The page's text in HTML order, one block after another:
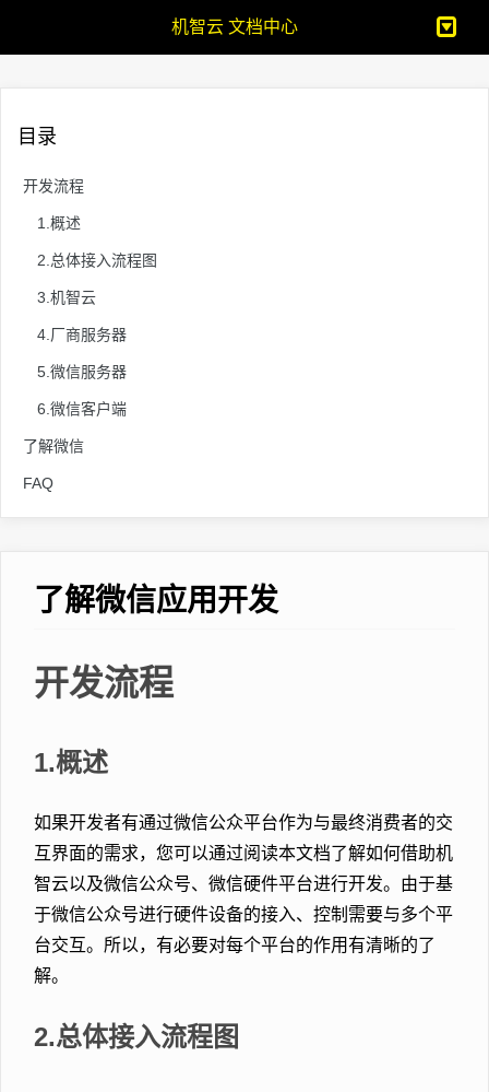
机智云 文档中心
目录
开发流程
1.概述
2.总体接入流程图
3.机智云
4.厂商服务器
5.微信服务器
6.微信客户端
了解微信
FAQ
了解微信应用开发
开发流程
1.概述
如果开发者有通过微信公众平台作为与最终消费者的交
互界面的需求，您可以通过阅读本文档了解如何借助机
智云以及微信公众号、微信硬件平台进行开发。由于基
于微信公众号进行硬件设备的接入、控制需要与多个平
台交互。所以，有必要对每个平台的作用有清晰的了
解。
2.总体接入流程图